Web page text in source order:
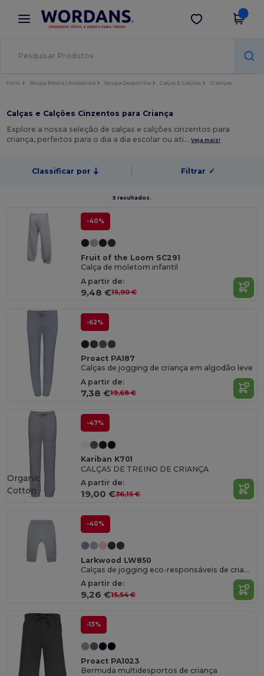
× App Wordans
Melhores preços na app!
Obter app
Início Roupa Básica | Acessórios Roupa Desportiva Calças & Calções Crianças
Calças e Calções Cinzentos para Criança
Explore a nossa seleção de calças e calções cinzentos para
criança, perfeitos para o dia a dia escolar ou ati…Veja mais!
Classificar por Filtrar ✓
5 resultados.
-40%
Fruit of the Loom SC291
Calça de moletom infantil
A partir de:
9,48 €15,90 €
-62%
Proact PA187
Calças de jogging de criança em algodão leve
A partir de:
7,38 €19,68 €
-47%
Kariban K701
CALÇAS DE TREINO DE CRIANÇA
A partir de:
19,00 €36,15 €
Organic
Cotton
-40%
Larkwood LW850
Calças de jogging eco-responsáveis de criança
A partir de:
9,26 €15,54 €
-13%
Proact PA1023
Bermuda multidesportos de criança